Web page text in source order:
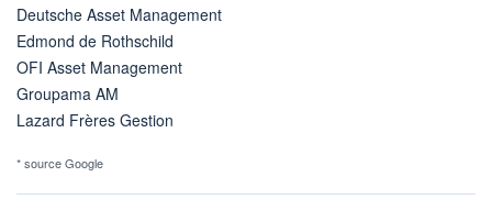
Deutsche Asset Management
Edmond de Rothschild
OFI Asset Management
Groupama AM
Lazard Frères Gestion
* source Google